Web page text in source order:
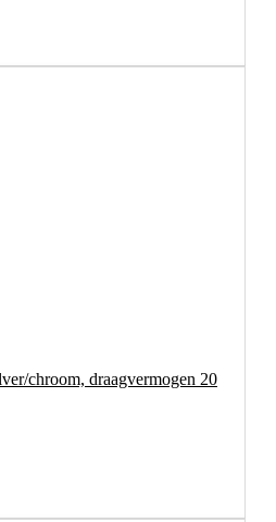
chroom, draagvermogen 20